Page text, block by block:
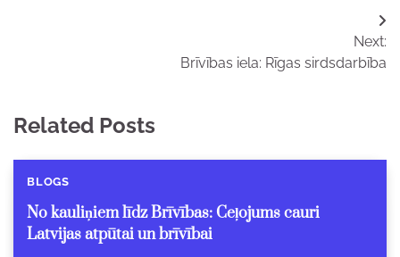
Next:
Brīvības iela: Rīgas sirdsdarbība
Related Posts
BLOGS
No kauliņiem līdz Brīvības: Ceļojums cauri
Latvijas atpūtai un brīvībai